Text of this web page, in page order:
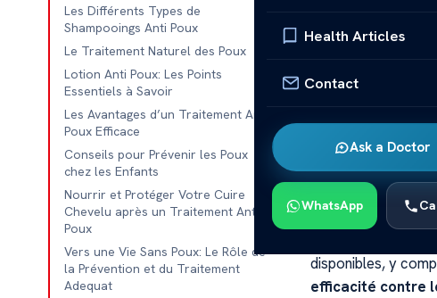
Health Articles
Contact
Ask a Doctor
WhatsApp
Les Différents Types de
Shampooings Anti Poux
Le Traitement Naturel des Poux
Lotion Anti Poux: Les Points
Essentiels à Savoir
Les Avantages d’un Traitement Anti
Poux Efficace
Conseils pour Prévenir les Poux
chez les Enfants
Nourrir et Protéger Votre Cuire
Chevelu après un Traitement Anti
Poux
Vers une Vie Sans Poux: Le Rôle de
la Prévention et du Traitement
Adequat
Meilleur
Meilleur
vous présenterons
marché, qui est à
formule spéciale
Choix du
Lorsqu’il s’agit de
besoins, il est
cette section,
disponibles, y
efficacité contre